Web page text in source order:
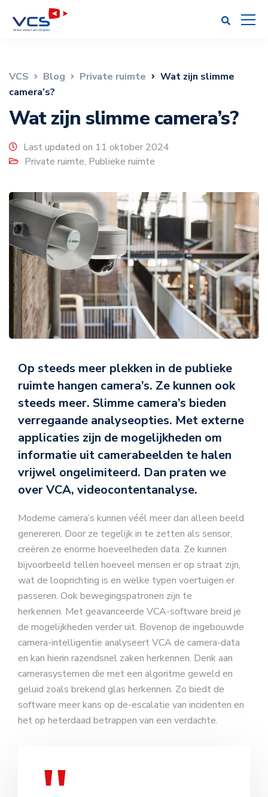
VCS Blog Private ruimte
Wat zijn slimme
camera’s?
Wat zijn slimme camera’s?
Last updated on 11 oktober 2024
Private ruimte, Publieke ruimte
Op steeds meer plekken in de publieke
ruimte hangen camera’s. Ze kunnen ook
steeds meer. Slimme camera’s bieden
verregaande analyseopties. Met externe
applicaties zijn de mogelijkheden om
informatie uit camerabeelden te halen
vrijwel ongelimiteerd. Dan praten we
over VCA, videocontentanalyse.
Moderne camera’s kunnen véél meer dan alleen beeld
genereren. Door ze tegelijk in te zetten als sensor,
creëren ze enorme hoeveelheden data. Ze kunnen
bijvoorbeeld tellen hoeveel mensen er op straat zijn,
wat de looprichting is en welke typen voertuigen er
passeren. Ook bewegingspatronen zijn te
herkennen. Met geavanceerde VCA-software breid je
de mogelijkheden verder uit. Bovenop de ingebouwde
camera-intelligentie analyseert VCA de camera-data
en kan hierin razendsnel zaken herkennen. Denk aan
camerasystemen die met een algoritme geweld en
geluid zoals brekend glas herkennen. Zo biedt de
software meer kans op de-escalatie van incidenten en
het op heterdaad betrappen van een verdachte.